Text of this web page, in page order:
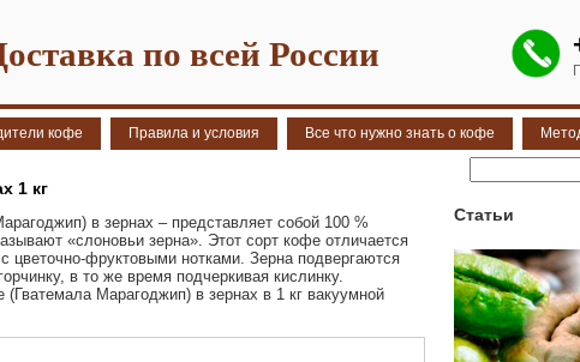
по всей России
кофе Правила и условия Все что нужно знать о кофе
1 кг
в зернах – представляет собой 100 %
«слоновьи зерна». Этот сорт кофе отличается
фруктовыми нотками. Зерна подвергаются
в то же время подчеркивая кислинку.
Марагоджип) в зернах в 1 кг вакуумной
Статьи